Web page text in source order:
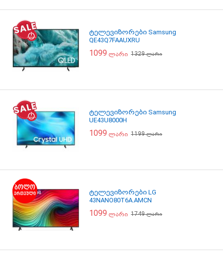
ტელევიზორები Samsung
QE43Q7FAAUXRU
1099 ლარი 1329ლარი
ტელევიზორები Samsung
UE43U8000H
1099 ლარი 1199ლარი
ტელევიზორები LG
43NANO80T6A.AMCN
1099 ლარი 1749ლარი